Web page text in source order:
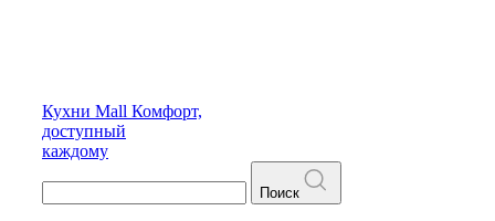
Кухни Mall Комфорт,
доступный
каждому
Поиск